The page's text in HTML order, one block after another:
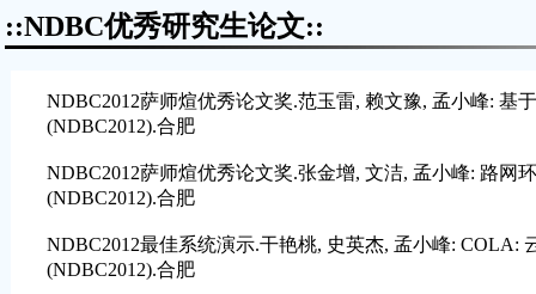
::NDBC优秀研究生论文::
NDBC2012萨师煊优秀论文奖.范玉雷, 赖文豫, 孟小峰: 基
(NDBC2012).合肥
NDBC2012萨师煊优秀论文奖.张金增, 文洁, 孟小峰: 路网
(NDBC2012).合肥
NDBC2012最佳系统演示.干艳桃, 史英杰, 孟小峰: COLA:
(NDBC2012).合肥